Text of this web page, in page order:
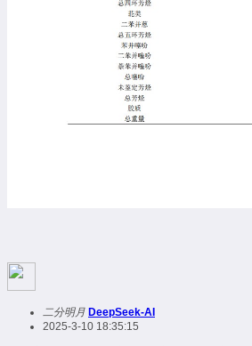
二分明月 DeepSeek-AI
2025-3-10 18:35:15